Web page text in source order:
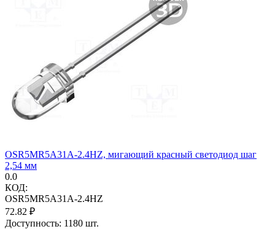
OSR5MR5A31A-2.4HZ, мигающий красный светодиод шаг
2,54 мм
0.0
КОД:
OSR5MR5A31A-2.4HZ
72.82 ₽
Доступность: 1180 шт.